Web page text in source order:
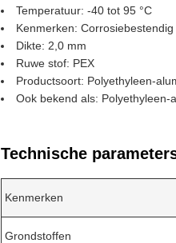
Temperatuur: -40 tot 95 °C
Kenmerken: Corrosiebestendig
Dikte: 2,0 mm
Ruwe stof: PEX
Productsoort: Polyethyleen-
Ook bekend als:
Technische
Kenmerken
Grondstoffen